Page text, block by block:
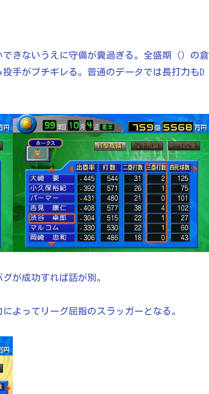
きないうえに守備が糞過ぎる。全盛期（）の倉
手がブチギレる。普通のデータでは長打力もD
が成功すれば話が別。
よってリーグ屈指のスラッガーとなる。